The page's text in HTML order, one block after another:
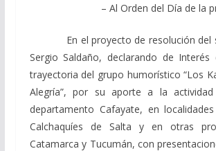
– Al Orden del Día de la
En el proyecto de resolución del
Sergio Saldaño, declarando de Interés
trayectoria del grupo humorístico “Los
Alegría”, por su aporte a la
departamento Cafayate, en
Calchaquíes de Salta y en otras
Catamarca y Tucumán, con